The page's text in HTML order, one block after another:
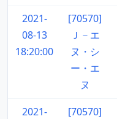
2021-
08-13
18:20:00
[70570]
Ｊ－エ
ヌ・シ
ー・エ
ヌ
2021-
[70570]